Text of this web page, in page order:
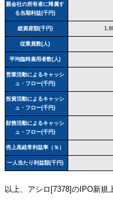
親会社の所有者に帰属す
る当期利益(千円)
総資産額(千円)
従業員数(人)
平均臨時雇用者数(人)
営業活動によるキャッシ
ュ・フロー(千円)
投資活動によるキャッシ
ュ・フロー(千円)
財務活動によるキャッシ
ュ・フロー(千円)
売上高経常利益率（％）
一人当たり利益額(千円)
以上、アシロ[7378]のIPO新規